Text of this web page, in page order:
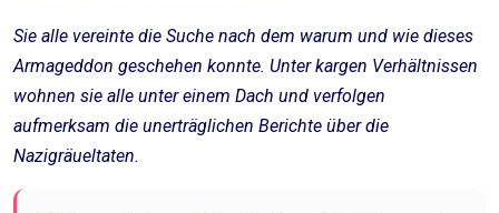
Sie alle vereinte die Suche nach dem warum und wie dieses
Armageddon geschehen konnte. Unter kargen Verhältnissen
wohnen sie alle unter einem Dach und verfolgen
aufmerksam die unerträglichen Berichte über die
Nazigräueltaten.